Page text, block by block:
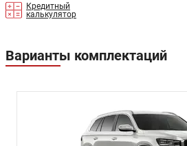
Кредитный
калькулятор
Варианты комплектаций